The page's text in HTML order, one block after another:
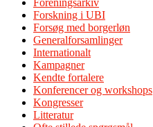
Foreningsarkiv
Forskning i UBI
Forsøg med borgerløn
Generalforsamlinger
Internationalt
Kampagner
Kendte fortalere
Konferencer og workshops
Kongresser
Litteratur